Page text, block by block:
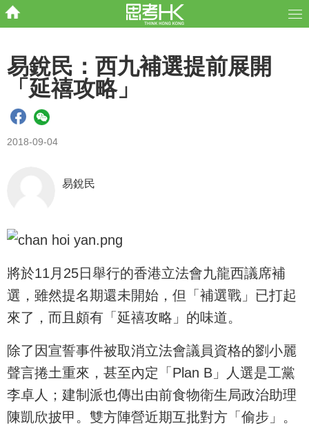
易銳民：西九補選提前展開
「延禧攻略」
2018-09-04
易銳民
將於11月25日舉行的香港立法會九龍西議席補
選，雖然提名期還未開始，但「補選戰」已打起
來了，而且頗有「延禧攻略」的味道。
除了因宣誓事件被取消立法會議員資格的劉小麗
聲言捲土重來，甚至內定「Plan B」人選是工黨
李卓人；建制派也傳出由前食物衛生局政治助理
陳凱欣披甲。雙方陣營近期互批對方「偷步」。